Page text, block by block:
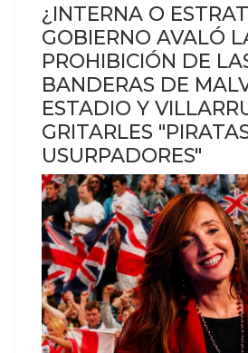
¿INTERNA O
GOBIERNO AVALÓ
PROHIBICIÓN DE
BANDERAS DE
ESTADIO Y
GRITARLES
USURPADORES"